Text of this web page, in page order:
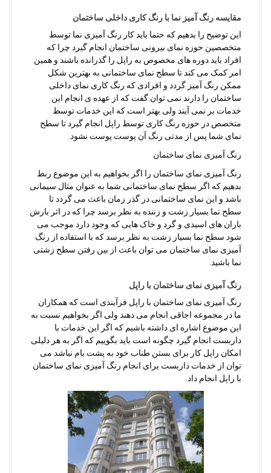
مقایسه رنگ آمیز نما با رنگ کاری داخلی ساختمان
این توضیح را بدهیم که حتما باید کار رنگ آمیزی نما توسط
متخصصین حوزه نمای بیرونی ساختمان انجام گیرد چرا که
افراد باید دوره های مخصوص به راپل را گذرانده باشند و همین
امر کمک می کند تا سطح نمای ساختمانی به بهترین شکل
ممکن رنگ آمیز گردد و افرادی که رنگ کاری نمای داخلی
ساختمان را دارند نمی توان گفت که از عهده ی انجام این
خدمات بر نمی آیند ولی بهتر است که این خدمات توسط
متخصص در حوزه رنگ کاری توسط راپل انجام گیرد تا سطح
نمای شما پس از مدتی رنگ آن پوست پوست نشود.
رنگ آمیزی نمای ساختمان
رنگ آمیزی نمای ساختمان را اگر بخواهیم به این موضوع ربط
بدهیم که اگر سطح نمای ساختمانی شما به عنوان مثال سیمانی
باشد و این نمای ساختمانی در گذر زمان باعث می گردد تا
سطح نما بسیار زشت و زننده به نظر برسد چرا که در اثر بارش
باران های اسیدی و گرد و خاک هایی که وجود دارد موجب می
شود سطح نما بسیار زشت به نظر برسد که با استفاده از رنگ
آمیزی نمای ساختمان می توان باعث از بین رفتن سطح زشتی
نما باشید.
رنگ آمیزی نمای ساختمان با راپل
رنگ آمیزی نمای ساختمان با راپل فرآیندی است که همکاران
ما در مجموعه اجاقی انجام می دهند ولی اگر بخواهیم نسبت به
این موضوع اشاره ای داشته باشیم که اگر این خدمات با
داربست انجام گیرد چگونه است باید بگوییم که اگر به هر دلیلی
امکان راپل کار برای بستن طناب خود به پشت بام نباشد می
توان از خدمات داربست برای انجام رنگ آمیزی نمای ساختمان
با راپل انجام داد.